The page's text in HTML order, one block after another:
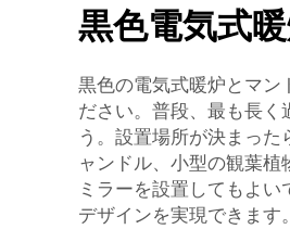
黒色電気式
黒色の電気式暖炉とマン
ださい。普段、最も長く
う。設置場所が決まっ
ャンドル、小型の観葉
ミラーを設置してもよ
デザインを実現できます。